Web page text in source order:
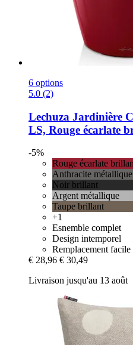
6 options
5.0 (2)
Lechuza Jardinière
LS, Rouge écarlate
-5%
Rouge écarlate
Anthracite métallique
Noir brillant
Argent métallique
Taupe brillant
+1
Esnemble complet
Design intemporel
Remplacement facile
€ 28,96 € 30,49
Livraison jusqu'au 13 août